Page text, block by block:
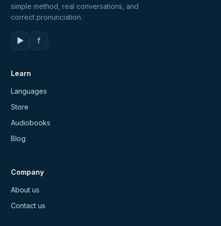
simple method, real conversations, and
correct pronunciation.
▶ f
Learn
Languages
Store
Audiobooks
Blog
Company
About us
Contact us